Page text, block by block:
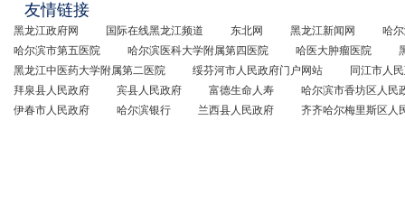
友情链接
黑龙江政府网 国际在线黑龙江频道 东北网 黑龙江新闻网
哈
哈尔滨市第五医院
哈尔滨医科大学附属第四医院 哈医大肿瘤医院
黑龙江中医药大学附属第二医院
绥芬河市人民政府门户网站
同江市人
拜泉县人民政府
宾县人民政府 富德生命人寿
哈尔滨市香坊区人民
伊春市人民政府
哈尔滨银行 兰西县人民政府 齐齐哈尔梅里斯区人